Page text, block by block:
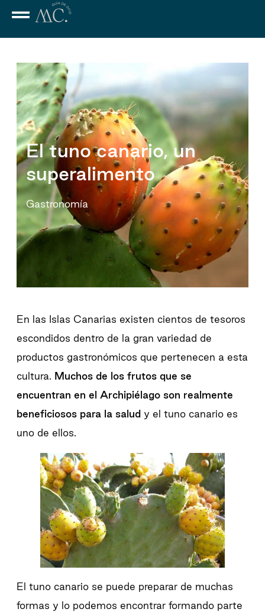
El tuno canario, un
superalimento
Gastronomía
En las Islas Canarias existen cientos de tesoros
escondidos dentro de la gran variedad de
productos gastronómicos que pertenecen a esta
cultura. Muchos de los frutos que se
encuentran en el Archipiélago son realmente
beneficiosos para la saludy el tuno canario es
uno de ellos.
El tuno canario se puede preparar de muchas
formas y lo podemos encontrar formando parte